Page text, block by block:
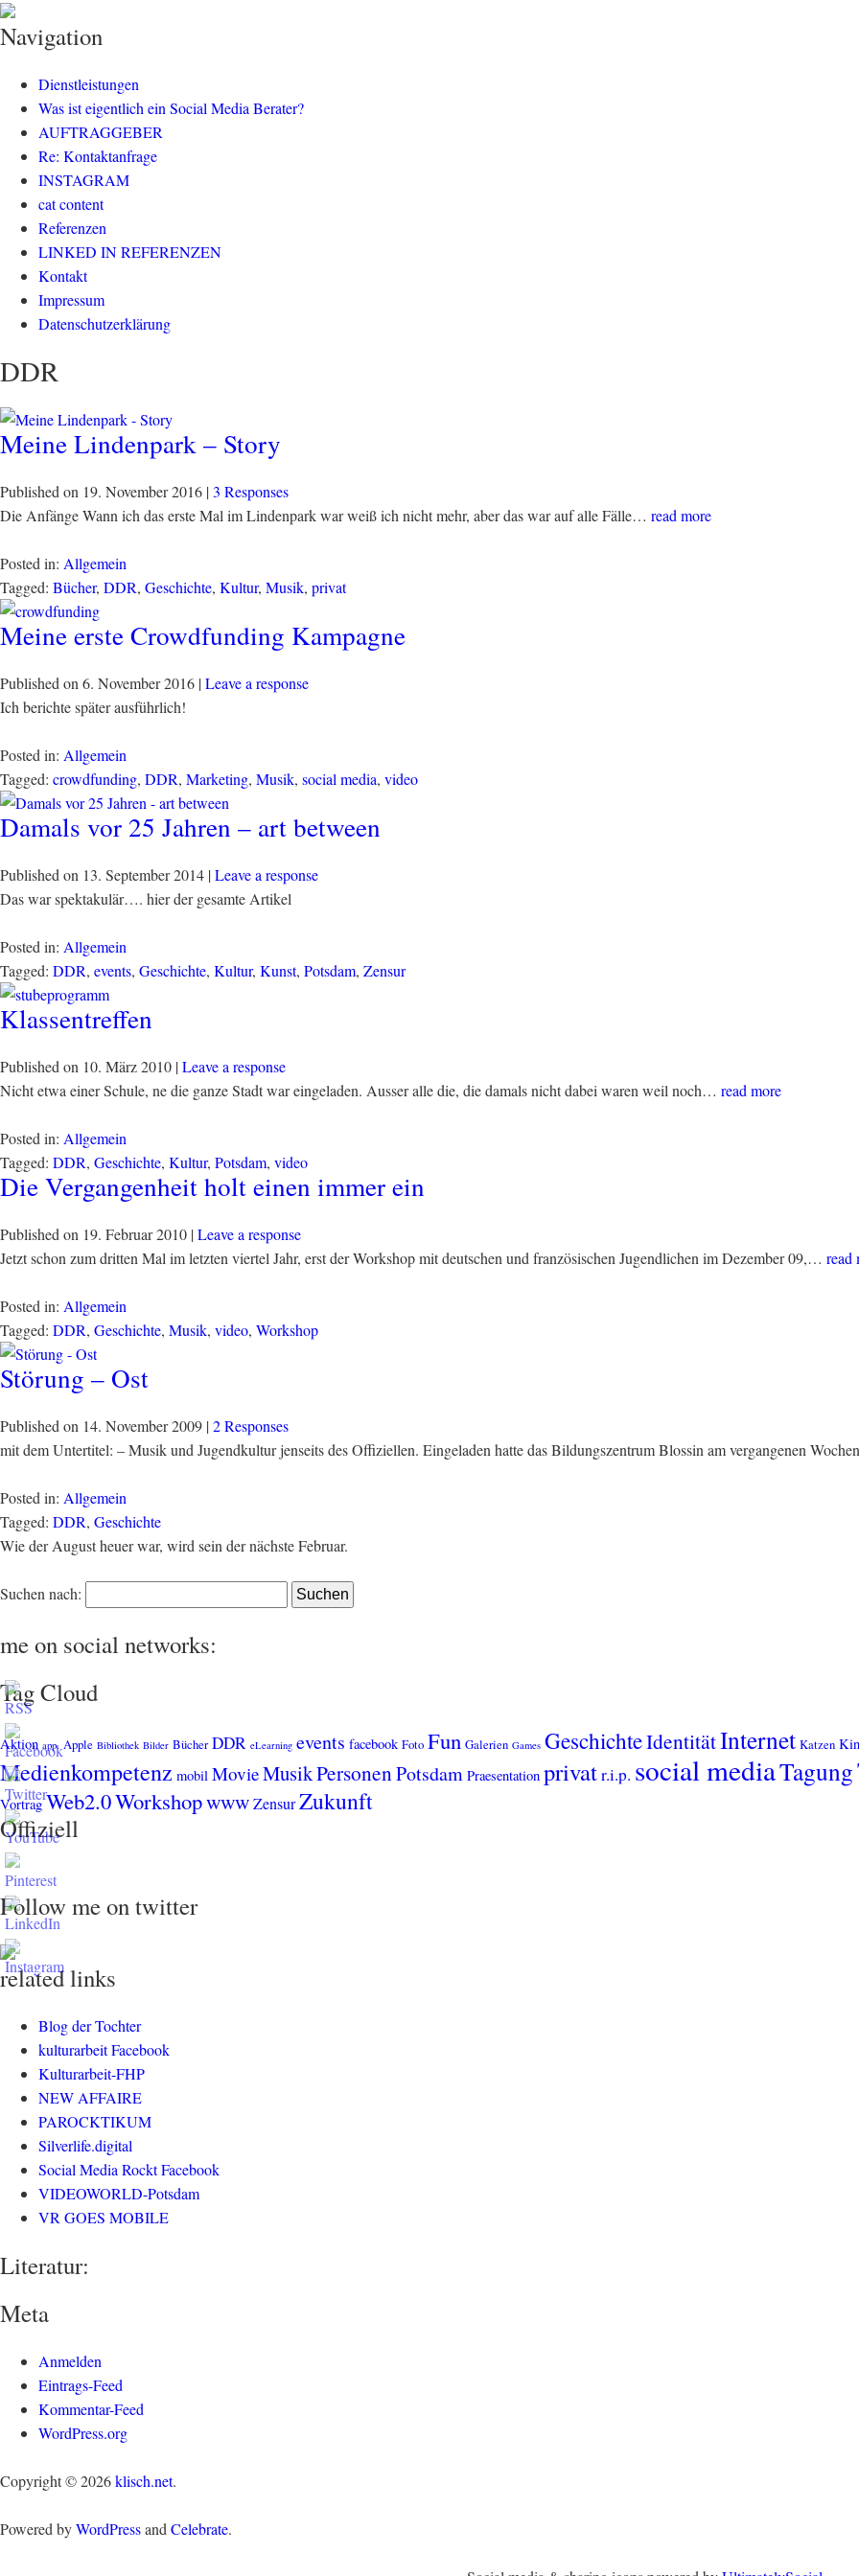
klisch.net
social media rockt
Navigation
Dienstleistungen
Was ist eigentlich ein Social Media Berater?
AUFTRAGGEBER
Re: Kontaktanfrage
INSTAGRAM
cat content
Referenzen
LINKED IN REFERENZEN
Kontakt
Impressum
Datenschutzerklärung
DDR
Meine Lindenpark – Story
Published on 19. November 2016 |3 Responses
Die Anfänge Wann ich das erste Mal im Lindenpark war weiß ich nicht mehr, aber das war auf alle Fälle… read more
Posted in: Allgemein
Tagged: Bücher, DDR, Geschichte, Kultur, Musik, privat
Meine erste Crowdfunding Kampagne
Published on 6. November 2016 |Leave a response
Ich berichte später ausführlich!
Posted in: Allgemein
Tagged: crowdfunding, DDR, Marketing, Musik, social media, video
Damals vor 25 Jahren – art between
Published on 13. September 2014 |Leave a response
Das war spektakulär…. hier der gesamte Artikel
Posted in: Allgemein
Tagged: DDR, events, Geschichte, Kultur, Kunst, Potsdam, Zensur
Klassentreffen
Published on 10. März 2010 |Leave a response
Nicht etwa einer Schule, ne die ganze Stadt war eingeladen. Ausser alle die, die damals nicht dabei waren weil noch… read more
Posted in: Allgemein
Tagged: DDR, Geschichte, Kultur, Potsdam, video
Die Vergangenheit holt einen immer ein
Published on 19. Februar 2010 |Leave a response
Jetzt schon zum dritten Mal im letzten viertel Jahr, erst der Workshop mit deutschen und französischen Jugendlichen im Dezember 09,… read
Posted in: Allgemein
Tagged: DDR, Geschichte, Musik, video, Workshop
Störung – Ost
Published on 14. November 2009 |2 Responses
mit dem Untertitel: – Musik und Jugendkultur jenseits des Offiziellen. Eingeladen hatte das Bildungszentrum Blossin am vergangenen
Posted in: Allgemein
Tagged: DDR, Geschichte
Wie der August heuer war, wird sein der nächste Februar.
Suchen nach:
me on social networks:
Tag Cloud
Aktion app. Apple Bibliothek Bilder Bücher DDR eLearning events facebook Foto Fun Galerien Games GeschichteIdentitätInternet Katzen
Medienkompetenz mobil MovieMusikPersonenPotsdam Praesentation privatr.i.p. social mediaTagung
Vortrag Web2.0WorkshopwwwZensurZukunft
Offiziell
Follow me on twitter
related links
Blog der Tochter
kulturarbeit Facebook
Kulturarbeit-FHP
NEW AFFAIRE
PAROCKTIKUM
Silverlife.digital
Social Media Rockt Facebook
VIDEOWORLD-Potsdam
VR GOES MOBILE
Literatur:
Meta
Anmelden
Eintrags-Feed
Kommentar-Feed
WordPress.org
Copyright © 2026klisch.net.
Powered byWordPressand Celebrate.